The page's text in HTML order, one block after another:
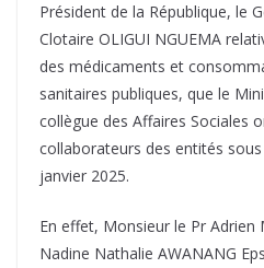
Président de la République, le
Clotaire OLIGUI NGUEMA
des médicaments et
sanitaires publiques, que le
collègue des Affaires Sociales
collaborateurs des entités
janvier 2025.
En effet, Monsieur le Pr Adrien
Nadine Nathalie AWANANG